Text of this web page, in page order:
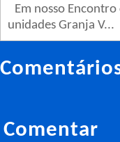
Em nosso
unidades Granja V...
Comentar